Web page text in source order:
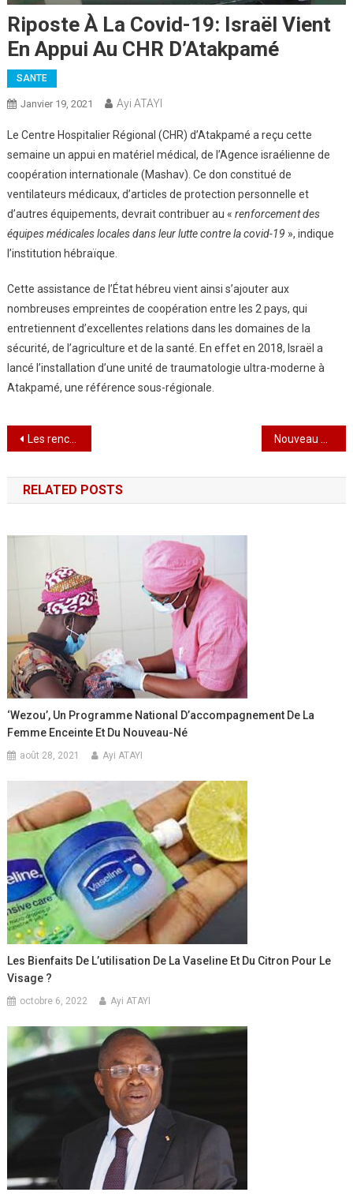
Riposte À La Covid-19: Israël Vient
En Appui Au CHR D’Atakpamé
SANTE
Janvier 19, 2021 Ayi ATAYI
Le Centre Hospitalier Régional (CHR) d’Atakpamé a reçu cette
semaine un appui en matériel médical, de l’Agence israélienne de
coopération internationale (Mashav). Ce don constitué de
ventilateurs médicaux, d’articles de protection personnelle et
d’autres équipements, devrait contribuer au « renforcement des
équipes médicales locales dans leur lutte contre la covid-19 », indique
l’institution hébraïque.
Cette assistance de l’État hébreu vient ainsi s’ajouter aux
nombreuses empreintes de coopération entre les 2 pays, qui
entretiennent d’excellentes relations dans les domaines de la
sécurité, de l’agriculture et de la santé. En effet en 2018, Israël a
lancé l’installation d’une unité de traumatologie ultra-moderne à
Atakpamé, une référence sous-régionale.
Navigation
de
l’article
Les rencontres d’échanges entre les forces de défense et de sécurité et les populations civiles se poursuivent Nouveau Bouclage et un couvre-feu dans le Grand Tone à partir du 17 janvier
RELATED POSTS
‘Wezou’, Un Programme National D’accompagnement De La
Femme Enceinte Et Du Nouveau-Né
août 28, 2021 Ayi ATAYI
Les Bienfaits De L’utilisation De La Vaseline Et Du Citron Pour Le
Visage ?
octobre 6, 2022 Ayi ATAYI